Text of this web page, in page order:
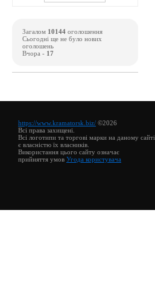
Загалом 10144 оголошення
Сьогодні ще не було нових
оголошень
Вчора - 17
https://www.kramatorsk.biz/ ©2026
Всі права захищені.
Всі логотипи та торгові марки на даному сайті
є власністю їх власників.
Використання цього сайту означає
прийняття умов Угода користувача